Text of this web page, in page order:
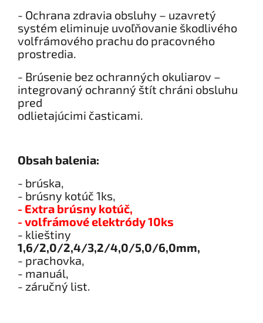
- Ochrana zdravia obsluhy – uzavretý
systém eliminuje uvoľňovanie škodlivého
volfrámového prachu do pracovného
prostredia.
- Brúsenie bez ochranných okuliarov –
integrovaný ochranný štít chráni obsluhu
pred
odlietajúcimi časticami.
Obsah balenia:
- brúska,
- brúsny kotúč 1ks,
- Extra brúsny kotúč,
- volfrámové elektródy 10ks
- klieštiny
1,6/2,0/2,4/3,2/4,0/5,0/6,0mm,
- prachovka,
- manuál,
- záručný list.